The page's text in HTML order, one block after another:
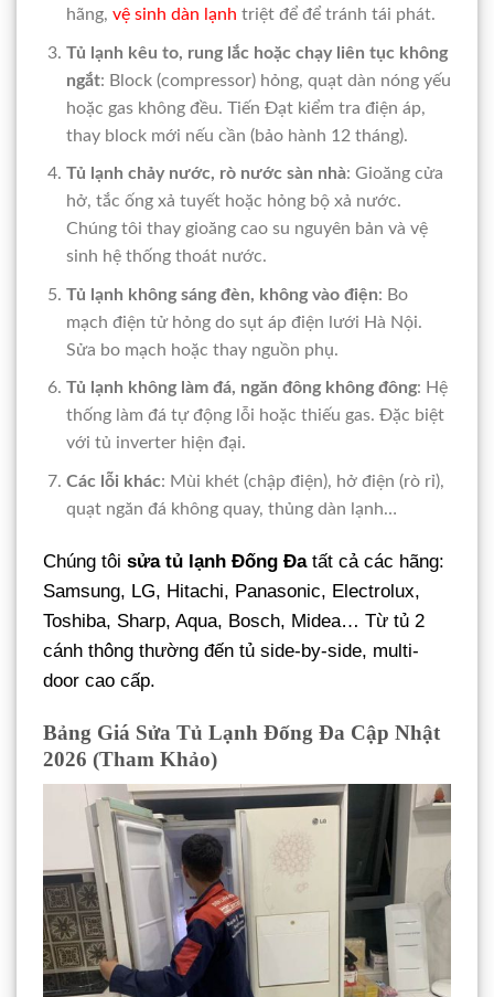
hãng, vệ sinh dàn lạnh triệt để để tránh tái phát.
Tủ lạnh kêu to, rung lắc hoặc chạy liên tục không
ngắt: Block (compressor) hỏng, quạt dàn nóng yếu
hoặc gas không đều. Tiến Đạt kiểm tra điện áp,
thay block mới nếu cần (bảo hành 12 tháng).
Tủ lạnh chảy nước, rò nước sàn nhà: Gioăng cửa
hở, tắc ống xả tuyết hoặc hỏng bộ xả nước.
Chúng tôi thay gioăng cao su nguyên bản và vệ
sinh hệ thống thoát nước.
Tủ lạnh không sáng đèn, không vào điện: Bo
mạch điện tử hỏng do sụt áp điện lưới Hà Nội.
Sửa bo mạch hoặc thay nguồn phụ.
Tủ lạnh không làm đá, ngăn đông không đông: Hệ
thống làm đá tự động lỗi hoặc thiếu gas. Đặc biệt
với tủ inverter hiện đại.
Các lỗi khác: Mùi khét (chập điện), hở điện (rò rỉ),
quạt ngăn đá không quay, thủng dàn lạnh…
Chúng tôi sửa tủ lạnh Đống Đatất cả các hãng:
Samsung, LG, Hitachi, Panasonic, Electrolux,
Toshiba, Sharp, Aqua, Bosch, Midea… Từ tủ 2
cánh thông thường đến tủ side-by-side, multi-
door cao cấp.
Bảng Giá Sửa Tủ Lạnh Đống Đa Cập Nhật
2026 (Tham Khảo)